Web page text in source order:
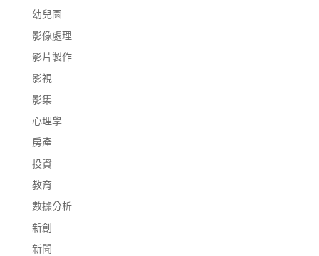
幼兒園
影像處理
影片製作
影視
影集
心理學
房產
投資
教育
數據分析
新創
新聞